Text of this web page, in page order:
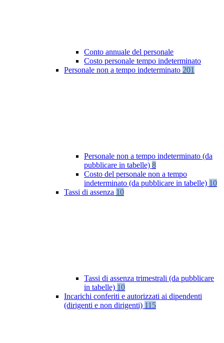
Conto annuale del personale
Costo personale tempo indeterminato
Personale non a tempo indeterminato 201
Personale non a tempo indeterminato (da
pubblicare in tabelle) 8
Costo del personale non a tempo
indeterminato (da pubblicare in tabelle) 10
Tassi di assenza 10
Tassi di assenza trimestrali (da pubblicare
in tabelle) 10
Incarichi conferiti e autorizzati ai dipendenti
(dirigenti e non dirigenti) 115